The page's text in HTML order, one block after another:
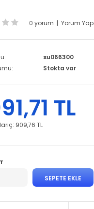
0 yorum |Yorum Yap
su066300
Stokta var
TL
909,76 TL